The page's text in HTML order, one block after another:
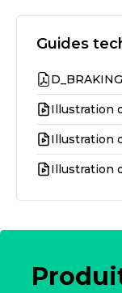
Guides
Illustration
Illustration
Illustration